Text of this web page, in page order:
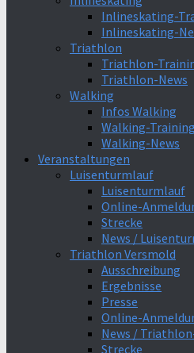
Inlineskating-
Inlineskating-
Triathlon
Triathlon-
Triathlon-News
Walking
Infos Walking
Walking-Training
Walking-News
Veranstaltungen
Luisenturmlauf
Luisenturmlauf
Online-
Strecke
News /
Triathlon Versmold
Ausschreibung
Ergebnisse
Presse
Online-
News /
Strecke